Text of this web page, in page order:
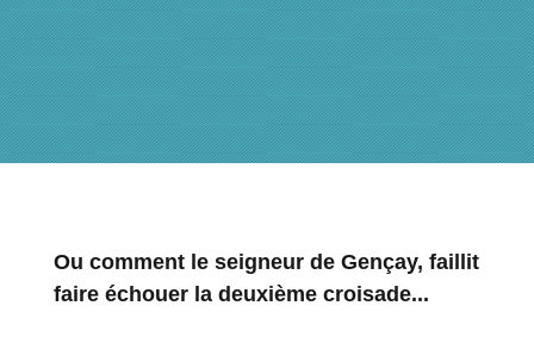
Ou comment le seigneur de Gençay, faillit
faire échouer la deuxième croisade...